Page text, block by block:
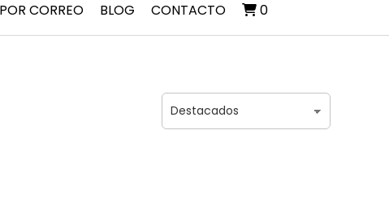
CORREO BLOG CONTACTO 0